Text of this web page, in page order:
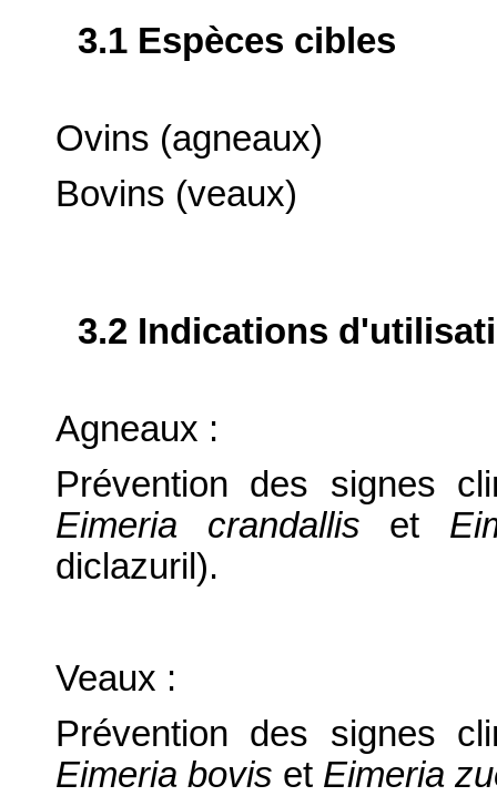
3.1 Espèces cibles
Ovins (agneaux)
Bovins (veaux)
3.2 Indications
Agneaux :
Prévention des signes
Eimeria crandallis et
diclazuril).
Veaux :
Prévention des signes
Eimeria bovis et Eimeria